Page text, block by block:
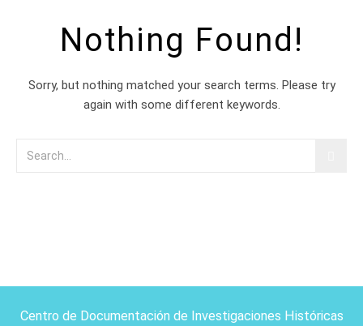
Nothing Found!
Sorry, but nothing matched your search terms. Please try
again with some different keywords.
Centro de Documentación de Investigaciones Históricas